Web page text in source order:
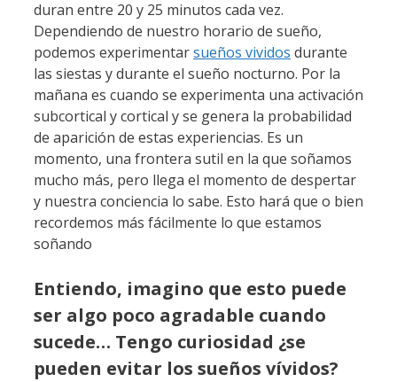
duran entre 20 y 25 minutos cada vez.
Dependiendo de nuestro horario de sueño,
podemos experimentarsueños vividos durante
las siestas y durante el sueño nocturno. Por la
mañana es cuando se experimenta una activación
subcortical y cortical y se genera la probabilidad
de aparición de estas experiencias. Es un
momento, una frontera sutil en la que soñamos
mucho más, pero llega el momento de despertar
y nuestra conciencia lo sabe. Esto hará que o bien
recordemos más fácilmente lo que estamos
soñando
Entiendo, imagino que esto puede
ser algo poco agradable cuando
sucede… Tengo curiosidad ¿se
pueden evitar los sueños vívidos?